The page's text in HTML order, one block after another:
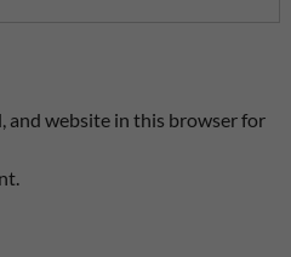
and website in this browser for